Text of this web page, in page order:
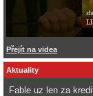
Přejít na videa
Aktuality
Fable uz len za